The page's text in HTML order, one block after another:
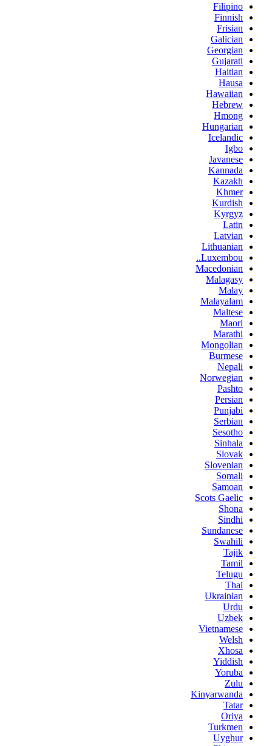
Filipino
Finnish
Frisian
Galician
Georgian
Gujarati
Haitian
Hausa
Hawaiian
Hebrew
Hmong
Hungarian
Icelandic
Igbo
Javanese
Kannada
Kazakh
Khmer
Kurdish
Kyrgyz
Latin
Latvian
Lithuanian
Luxembou..
Macedonian
Malagasy
Malay
Malayalam
Maltese
Maori
Marathi
Mongolian
Burmese
Nepali
Norwegian
Pashto
Persian
Punjabi
Serbian
Sesotho
Sinhala
Slovak
Slovenian
Somali
Samoan
Scots Gaelic
Shona
Sindhi
Sundanese
Swahili
Tajik
Tamil
Telugu
Thai
Ukrainian
Urdu
Uzbek
Vietnamese
Welsh
Xhosa
Yiddish
Yoruba
Zulu
Kinyarwanda
Tatar
Oriya
Turkmen
Uyghur